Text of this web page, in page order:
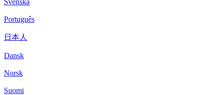
Svenska
Português
日本人
Dansk
Norsk
Suomi